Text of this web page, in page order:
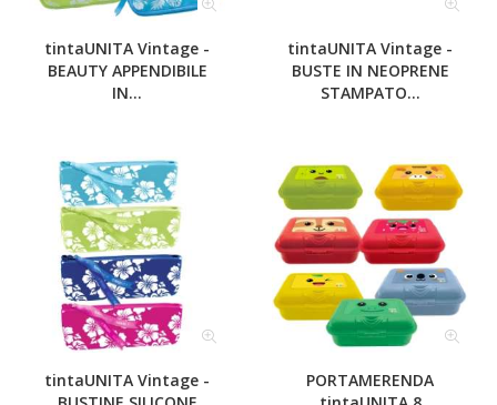
tintaUNITA Vintage -
BEAUTY APPENDIBILE
IN...
tintaUNITA Vintage -
BUSTE IN NEOPRENE
STAMPATO...
tintaUNITA Vintage -
PORTAMERENDA